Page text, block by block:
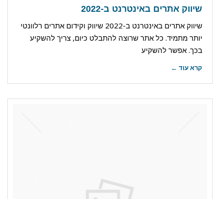
שיווק אתרים באינטרנט ב-2022
שיווק אתרים באינטרנט ב-2022 שיווק וקידום אתרים רלוונטי
יותר מתמיד. כל אתר שרוצה להתבלט כיום, צריך להשקיע
בכך. אפשר להשקיע
קרא עוד ←